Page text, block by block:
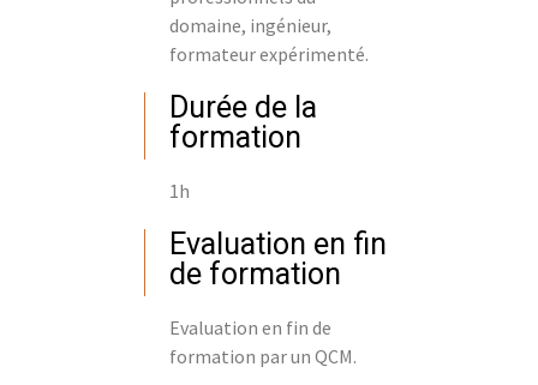
domaine, ingénieur,
formateur expérimenté.
Durée de la
formation
1h
Evaluation en fin
de formation
Evaluation en fin de
formation par un QCM.